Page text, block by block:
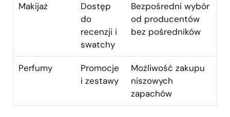
Makijaż
Dostęp
do
recenzji i
swatchy
Bezpośredni wybór
od producentów
bez pośredników
Perfumy
Promocje
i zestawy
Możliwość zakupu
niszowych
zapachów